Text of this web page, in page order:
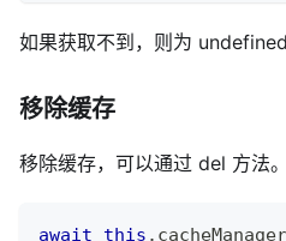
如果获取不到，则为 undefined
移除缓存
移除缓存，可以通过 del 方法。
await this . cacheManager